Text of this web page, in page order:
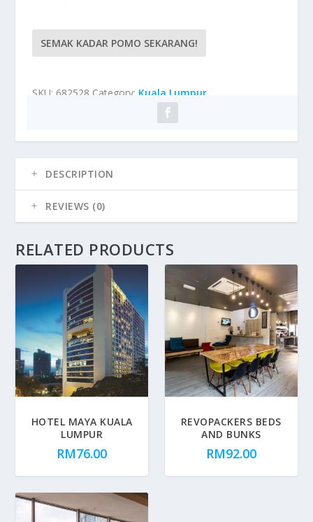
SEMAK KADAR POMO SEKARANG!
SKU: 682528 Category: Kuala Lumpur
DESCRIPTION
REVIEWS (0)
RELATED PRODUCTS
HOTEL MAYA KUALA
LUMPUR
RM76.00
REVOPACKERS BEDS
AND BUNKS
RM92.00